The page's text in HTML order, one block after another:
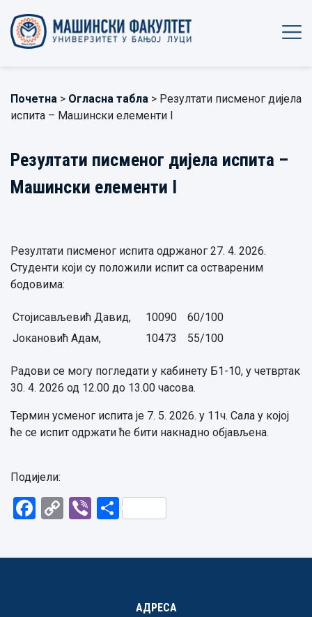
Почетна > Огласна табла > Резултати писменог дијела
испита – Машински елементи I
Резултати писменог дијела испита –
Машински елементи I
Резултати писменог испита одржаног 27. 4. 2026.
Студенти који су положили испит са оствареним
бодовима:
Стојисављевић Давид, 10090
60/100
Јокановић Адам,
10473 55/100
Радови се могу погледати у кабинету Б1-10, у четвртак
30. 4. 2026 од 12.00 до 13.00 часова.
Термин усменог испита је 7. 5. 2026. у 11ч. Сала у којој
ће се испит одржати ће бити накнадно објављена.
Подијели:
Facebook
CopyViberShare
АДРЕСА